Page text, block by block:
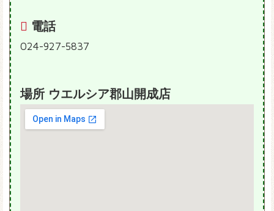
電話
024-927-5837
場所 ウエルシア郡山開成店